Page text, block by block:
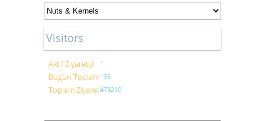
Visitors
Aktif Ziyaretçi 1
Bugün Toplam135
Toplam Ziyaret473210